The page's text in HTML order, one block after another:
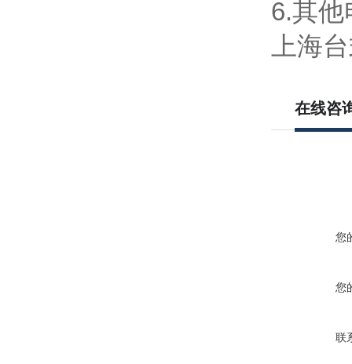
6.其他
上海
在线咨
您
您
联